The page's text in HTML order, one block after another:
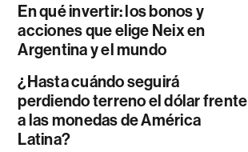
En qué invertir: los bonos y
acciones que elige Neix en
Argentina y el mundo
¿Hasta cuándo seguirá
perdiendo terreno el dólar frente
a las monedas de América
Latina?